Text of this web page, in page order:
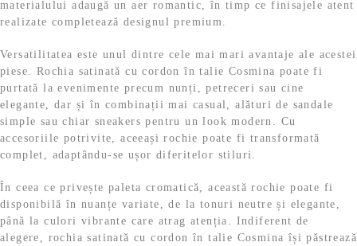
materialului adaugă un aer romantic, în timp ce finisajele atent
realizate completează designul premium.
Versatilitatea este unul dintre cele mai mari avantaje ale acestei
piese. Rochia satinată cu cordon în talie Cosmina poate fi
purtată la evenimente precum nunți, petreceri sau cine
elegante, dar și în combinații mai casual, alături de sandale
simple sau chiar sneakers pentru un look modern. Cu
accesoriile potrivite, aceeași rochie poate fi transformată
complet, adaptându-se ușor diferitelor stiluri.
În ceea ce privește paleta cromatică, această rochie poate fi
disponibilă în nuanțe variate, de la tonuri neutre și elegante,
până la culori vibrante care atrag atenția. Indiferent de
alegere, rochia satinată cu cordon în talie Cosmina își păstrează